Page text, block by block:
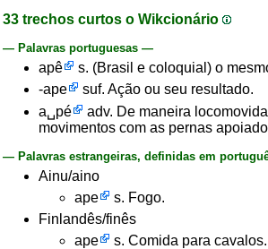
33 trechos curtos o Wikcionário
— Palavras portuguesas —
apê
s. (Brasil e coloquial) o
-ape
suf. Ação ou seu resultado.
a␣pé
adv. De maneira
movimentos com as pernas
— Palavras estrangeiras, definidas em
Ainu/aino
ape
s. Fogo.
Finlandês/finês
ape
s. Comida para cavalos.